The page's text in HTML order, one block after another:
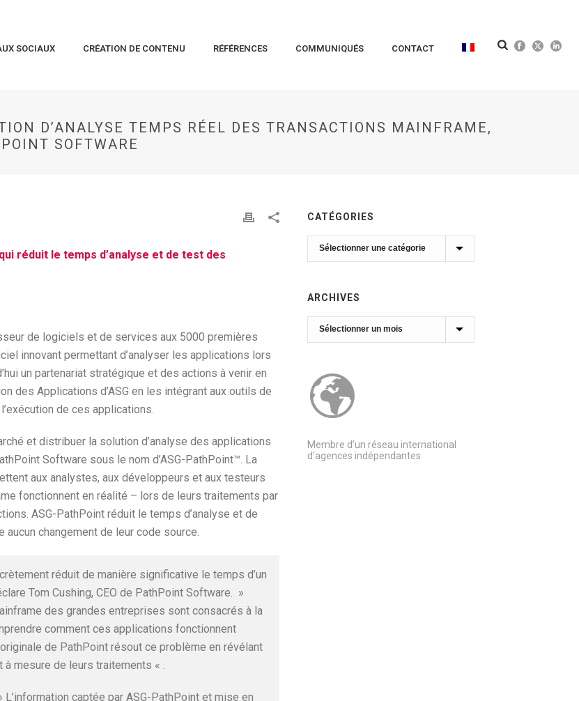
SOCIAUX CRÉATION DE CONTENU RÉFÉRENCES COMMUNIQUÉS CONTACT
D’ANALYSE TEMPS RÉEL DES TRANSACTIONS MAINFRAME,
SOFTWARE
réduit le temps d’analyse et de test des
de logiciels et de services aux 5000 premières
innovant permettant d’analyser les applications lors
un partenariat stratégique et des actions à venir en
des Applications d’ASG en les intégrant aux outils de
de ces applications.
et distribuer la solution d’analyse des applications
Software sous le nom d’ASG-PathPoint™. La
aux analystes, aux développeurs et aux testeurs
fonctionnent en réalité – lors de leurs traitements par
ASG-PathPoint réduit le temps d’analyse et de
changement de leur code source.
réduit de manière significative le temps d’un
Tom Cushing, CEO de PathPoint Software. »
des grandes entreprises sont consacrés à la
comment ces applications fonctionnent
de PathPoint résout ce problème en révélant
mesure de leurs traitements « .
L’information captée par ASG-PathPoint et mise en
CATÉGORIES
Catégories
ARCHIVES
Archives
Membre d’un réseau international
d’agences indépendantes